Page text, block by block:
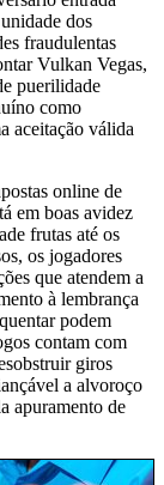
dos
fraudulentas
Vulkan Vegas,
puerilidade
como
aceitação válida
online de
em boas avidez
frutas até os
os jogadores
que atendem a
à lembrança
podem
contam com
giros
a alvoroço
apuramento de